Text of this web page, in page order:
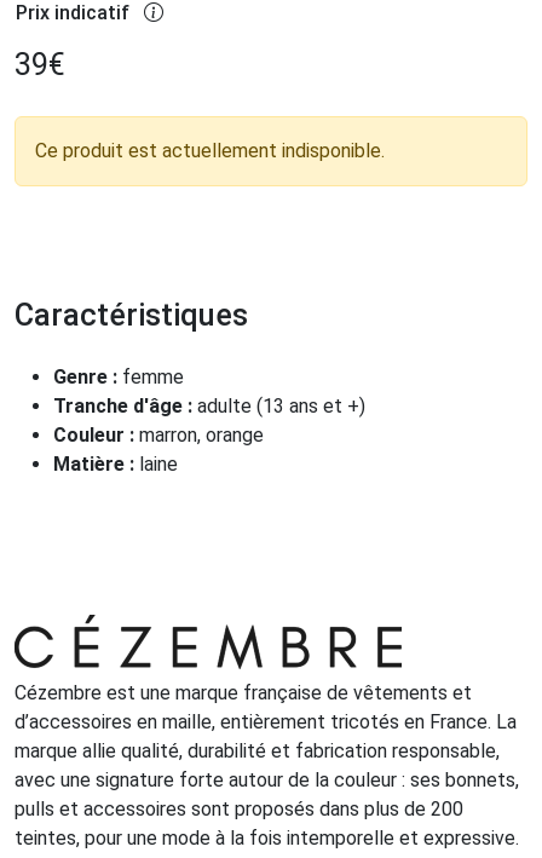
Prix indicatif
39€
Ce produit est actuellement indisponible.
Caractéristiques
Genre : femme
Tranche d'âge : adulte (13 ans et +)
Couleur : marron, orange
Matière : laine
Cézembre est une marque française de vêtements et
d’accessoires en maille, entièrement tricotés en France. La
marque allie qualité, durabilité et fabrication responsable,
avec une signature forte autour de la couleur : ses bonnets,
pulls et accessoires sont proposés dans plus de 200
teintes, pour une mode à la fois intemporelle et expressive.